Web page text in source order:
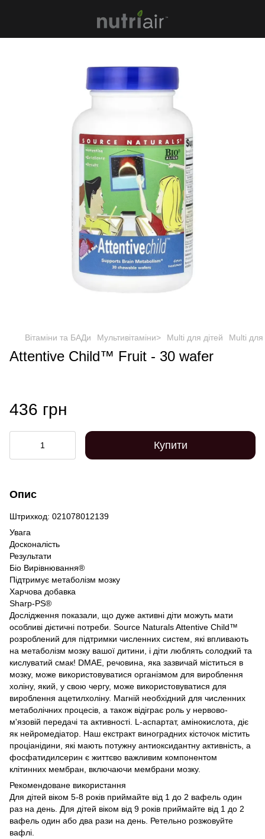
Вітаміни та БАДи Мультивітаміни> Multi для дітей Multi для
Attentive Child™ Fruit - 30 wafer
436 грн
Купити
Опис
Штрихкод: 021078012139
Увага
Досконалість
Результати
Біо Вирівнювання®
Підтримує метаболізм мозку
Харчова добавка
Sharp-PS®
Дослідження показали, що дуже активні діти можуть мати
особливі дієтичні потреби. Source Naturals Attentive Child™
розроблений для підтримки численних систем, які впливають
на метаболізм мозку вашої дитини, і діти люблять солодкий та
кислуватий смак! DMAE, речовина, яка зазвичай міститься в
мозку, може використовуватися організмом для вироблення
холіну, який, у свою чергу, може використовуватися для
вироблення ацетилхоліну. Магній необхідний для численних
метаболічних процесів, а також відіграє роль у нервово-
м'язовій передачі та активності. L-аспартат, амінокислота, діє
як нейромедіатор. Наш екстракт виноградних кісточок містить
проціанідини, які мають потужну антиоксидантну активність, а
фосфатидилсерин є життєво важливим компонентом
клітинних мембран, включаючи мембрани мозку.
Рекомендоване використання
Для дітей віком 5-8 років приймайте від 1 до 2 вафель один
раз на день. Для дітей віком від 9 років приймайте від 1 до 2
вафель один або два рази на день. Ретельно розжовуйте
вафлі.